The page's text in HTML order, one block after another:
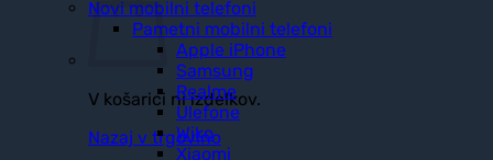
V košarici ni izdelkov.
Nazaj v trgovino
Novi mobilni telefoni
Pametni mobilni telefoni
Apple iPhone
Samsung
Realme
Ulefone
Wiko
Xiaomi